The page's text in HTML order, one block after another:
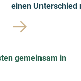
einen Unterschied
gemeinsam im